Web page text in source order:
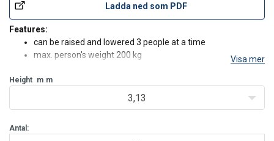
Ladda ned som PDF
Features:
can be raised and lowered 3 people at a time
max. person's weight 200 kg
collapsible
adjustable height 197-313 cm
quick release latches on each leg
Visa mer
Height m m
3,13
Antal: